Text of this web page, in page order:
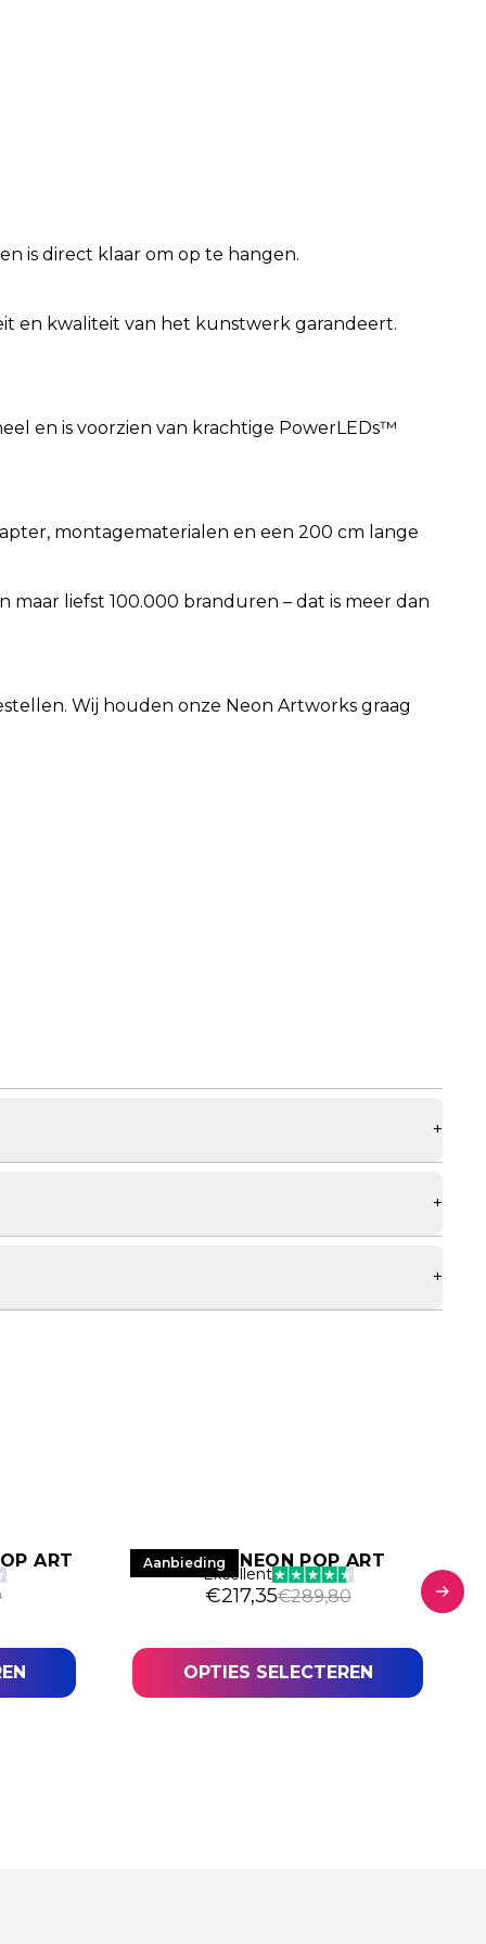
is direct klaar om op te hangen.
en kwaliteit van het kunstwerk garandeert.
en is voorzien van krachtige PowerLEDs™
montagematerialen en een 200 cm lange
liefst 100.000 branduren – dat is meer dan
Wij houden onze Neon Artworks graag
+
+
+
ART
Aanbieding
HYPE – NEON POP ART
Excellent
€217,35€289,80
OPTIES SELECTEREN